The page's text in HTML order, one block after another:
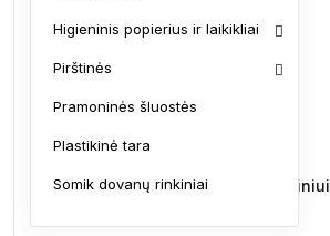
Higieninis popierius ir laikikliai
Pirštinės
Pramoninės šluostės
Plastikinė tara
Somik dovanų rinkiniai
Ratlankių valiklis plienui ir aliuminiui,